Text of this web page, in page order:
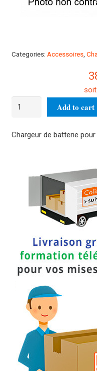
Categories: Accessoires,
soit
Chargeur
quantity
Add to cart
Chargeur de batterie pour